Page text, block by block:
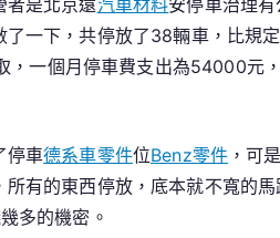
者是北京遠汽車材料安停車治理
一下，共停放了38輛車，比規
一個月停車費支出為54000元
停車德系車零件位Benz零件 ，可
有的東西停放，底本就不寬的
多的機密。